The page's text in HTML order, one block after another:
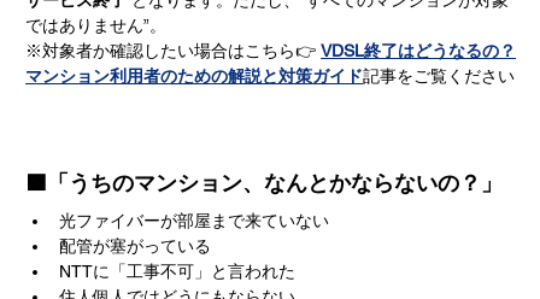
ではありません”。
※対象者か確認したい場合はこちら👉 VDSL終了はどうなるの？
マンション利用者のための解説と対策ガイド記事をご覧ください
🟩「うちのマンション、なんとかならないの？」
光ファイバーが部屋まで来ていない
配管が塞がっている
NTTに「工事不可」と言われた